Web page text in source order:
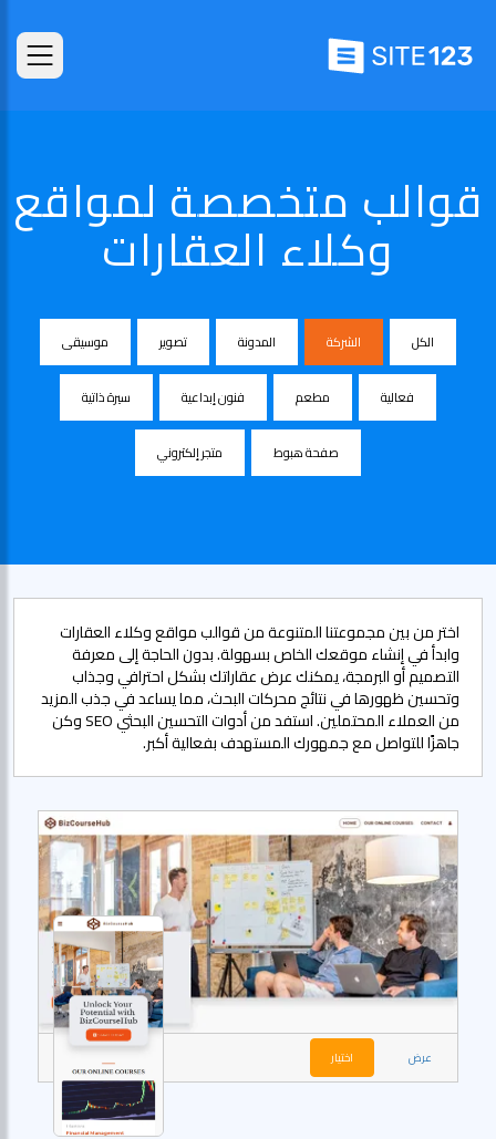
قوالب متخصصة لمواقع
وكلاء العقارات
الكل الشركة المدونة تصوير موسيقى
فعالية مطعم فنون إبداعية سيرة ذاتية
صفحة هبوط متجر إلكتروني
اختر من بين مجموعتنا المتنوعة من قوالب مواقع وكلاء العقارات
وابدأ في إنشاء موقعك الخاص بسهولة. بدون الحاجة إلى معرفة
التصميم أو البرمجة، يمكنك عرض عقاراتك بشكل احترافي وجذاب
وتحسين ظهورها في نتائج محركات البحث، مما يساعد في جذب المزيد
من العملاء المحتملين. استفد من أدوات التحسين البحثي SEO وكن
جاهزًا للتواصل مع جمهورك المستهدف بفعالية أكبر.
عرض اختيار